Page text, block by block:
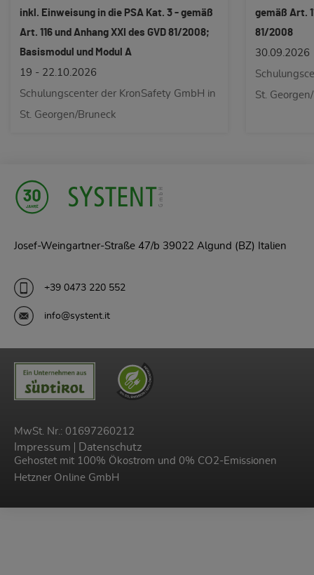
gemäß Art. 116 und Anhang XXI des GVD
81/2008
30.09.2026
Schulungscenter der KronSafety GmbH in
St. Georgen/Bruneck
Rolle im
G.v.D. 81/08
Abkommen
24.09.2026
Lichtenburg
Josef-Weingartner-Straße 47/b 39022 Algund (BZ) Italien
+39 0473 220 552
info@systent.it
MwSt. Nr.: 01697260212
Impressum Datenschutz
Gehostet mit 100% Ökostrom und 0% CO2-Emissionen
Hetzner Online GmbH